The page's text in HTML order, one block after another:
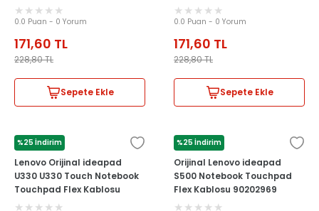
0.0 Puan - 0 Yorum
171,60 TL
228,80TL
Sepete Ekle
NBX0001KQ00
0.0 Puan - 0 Yorum
171,60 TL
228,80TL
Sepete Ekle
%25 İndirim
LENOVO
Lenovo Orijinal ideapad
U330 U330 Touch Notebook
Touchpad Flex Kablosu
%25 İndirim
LENOVO
Orijinal Lenovo ideapad
S500 Notebook Touchpad
Flex Kablosu 90202969